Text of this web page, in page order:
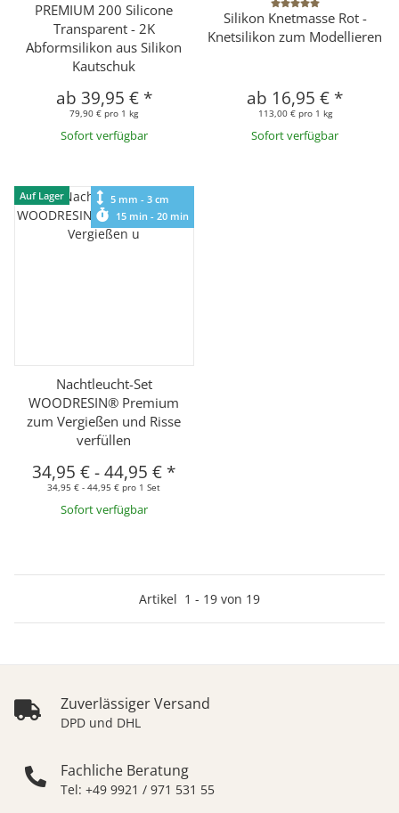
PREMIUM 200 Silicone
Transparent - 2K
Abformsilikon aus Silikon
Kautschuk
ab 39,95 € *
79,90 € pro 1 kg
Sofort verfügbar
Silikon Knetmasse Rot -
Knetsilikon zum Modellieren
ab 16,95 € *
113,00 € pro 1 kg
Sofort verfügbar
Auf Lager
5 mm - 3 cm
15 min - 20 min
Nachtleucht-Set
WOODRESIN® Premium
zum Vergießen und Risse
verfüllen
34,95 €-44,95 € *
34,95 € - 44,95 € pro 1 Set
Sofort verfügbar
Artikel 1 - 19 von 19
Zuverlässiger Versand
DPD und DHL
Fachliche Beratung
Tel: +49 9921 / 971 531 55